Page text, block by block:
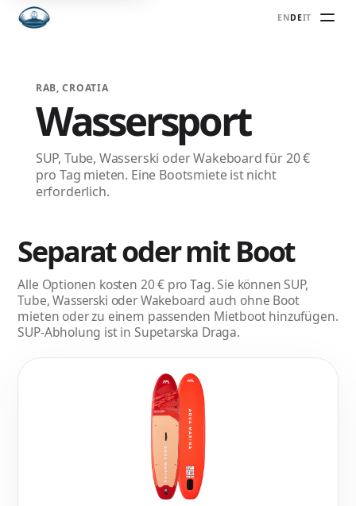
ENDEIT
RAB, CROATIA
Wassersport
SUP, Tube, Wasserski oder Wakeboard für 20 €
pro Tag mieten. Eine Bootsmiete ist nicht
erforderlich.
Separat oder mit Boot
Alle Optionen kosten 20 € pro Tag. Sie können SUP,
Tube, Wasserski oder Wakeboard auch ohne Boot
mieten oder zu einem passenden Mietboot hinzufügen.
SUP-Abholung ist in Supetarska Draga.